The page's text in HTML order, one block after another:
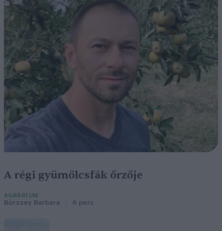
A régi gyümölcsfák őrzője
AGRÁRIUM
Börzsey Barbara 6 perc